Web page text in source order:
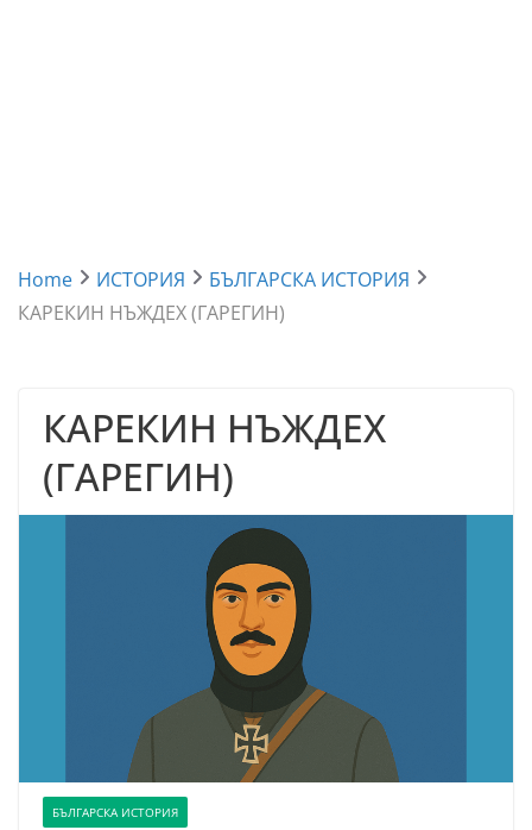
Home ИСТОРИЯ
БЪЛГАРСКА ИСТОРИЯ
КАРЕКИН НЪЖДЕХ (ГАРЕГИН)
КАРЕКИН НЪЖДЕХ
(ГАРЕГИН)
БЪЛГАРСКА ИСТОРИЯ